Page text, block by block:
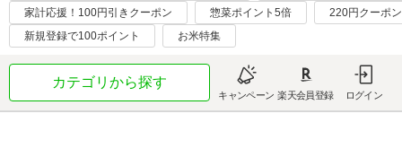
家計応援！100円引きクーポン
惣菜ポイント5倍
220円クーポ
新規登録で100ポイント
お米特集
カテゴリから探す
キャンペーン 楽天会員登録 ログイン